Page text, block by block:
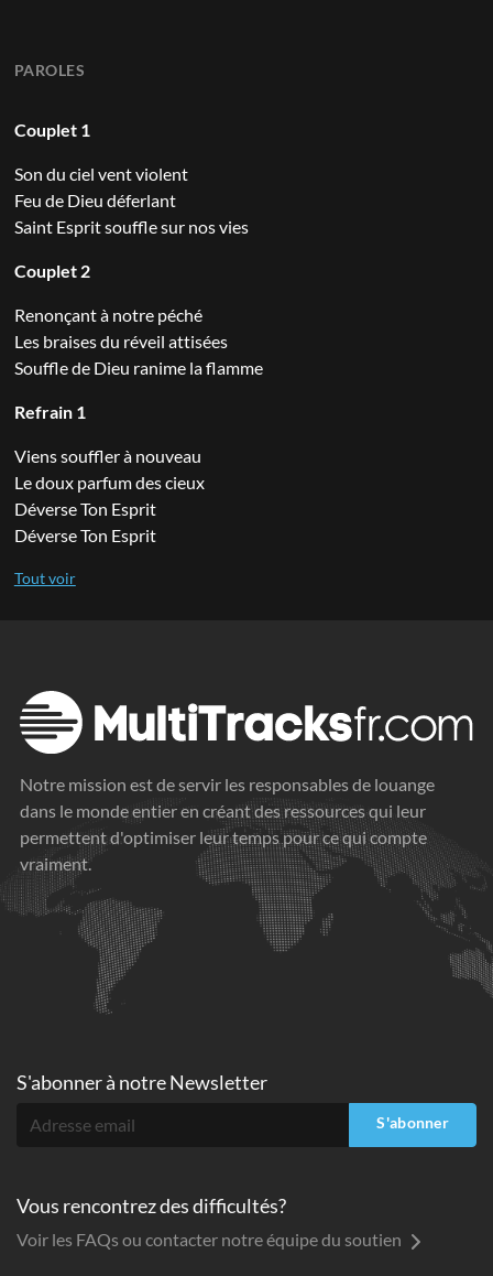
PAROLES
Couplet 1
Son du ciel vent violent
Feu de Dieu déferlant
Saint Esprit souffle sur nos vies
Couplet 2
Renonçant à notre péché
Les braises du réveil attisées
Souffle de Dieu ranime la flamme
Refrain 1
Viens souffler à nouveau
Le doux parfum des cieux
Déverse Ton Esprit
Déverse Ton Esprit
Notre mission est de servir les responsables de louange
dans le monde entier en créant des ressources qui leur
permettent d'optimiser leur temps pour ce qui compte
vraiment.
S'abonner à notre Newsletter
S'abonner
Vous rencontrez des difficultés?
Voir les FAQs ou contacter notre équipe du soutien